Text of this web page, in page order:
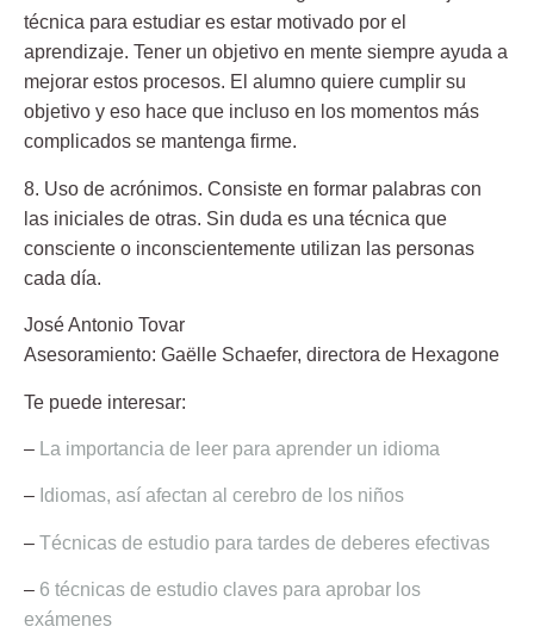
técnica para estudiar es estar motivado por el
aprendizaje. Tener un objetivo en mente siempre ayuda a
mejorar estos procesos. El alumno quiere cumplir su
objetivo y eso hace que incluso en los momentos más
complicados se mantenga firme.
8. Uso de acrónimos. Consiste en formar palabras con
las iniciales de otras. Sin duda es una técnica que
consciente o inconscientemente utilizan las personas
cada día.
José Antonio Tovar
Asesoramiento: Gaëlle Schaefer, directora de Hexagone
Te puede interesar:
– La importancia de leer para aprender un idioma
– Idiomas, así afectan al cerebro de los niños
– Técnicas de estudio para tardes de deberes efectivas
– 6 técnicas de estudio claves para aprobar los
exámenes